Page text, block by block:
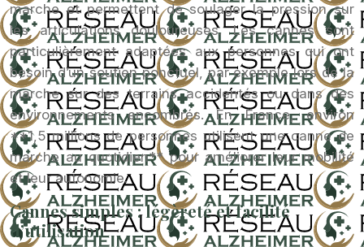
marche et permettent de soulager la pression sur
les articulations douloureuses. Les cannes sont
particulièrement adaptées aux personnes qui ont
besoin d’un soutien ponctuel, par exemple lors de la
marche sur des terrains accidentés ou dans des
environnements encombrés. En France, environ
**1,5 millions de personnes utilisent une canne de
marche au quotidien** pour améliorer leur mobilité
et leur autonomie.
Cannes simples : légèreté et facilité
d’utilisation